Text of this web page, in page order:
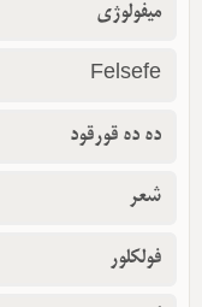
میفولوژی
Felsefe
ده ده قورقود
شعر
فولکلور